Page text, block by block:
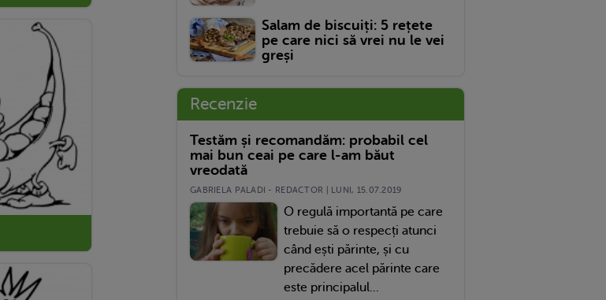
Salam de biscuiți: 5 rețete
pe care nici să vrei nu le vei
greși
Recenzie
Testăm și recomandăm: probabil cel
mai bun ceai pe care l-am băut
vreodată
GABRIELA PALADI - REDACTOR | LUNI, 15.07.2019
O regulă importantă pe care
trebuie să o respecți atunci
când ești părinte, și cu
precădere acel părinte care
este principalul...